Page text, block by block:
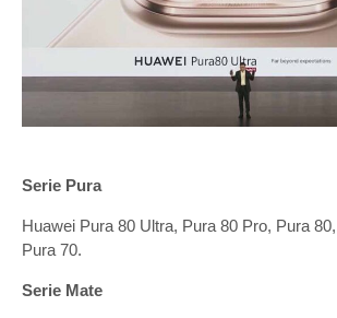
Serie Pura
Huawei Pura 80 Ultra, Pura 80 Pro, Pura
Pura 70.
Serie Mate